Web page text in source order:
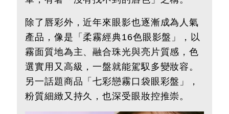
除了唇彩外，近年來眼影也逐漸成為人氣
產品，像是「柔霧經典16色眼影盤」，以
霧面質地為主、融合珠光與亮片質感，色
選實用又高級，一盤就能駕馭多變妝容。
另一話題商品「七彩戀霧口袋眼彩盤」，
粉質細緻又持久，也深受眼妝控推崇。